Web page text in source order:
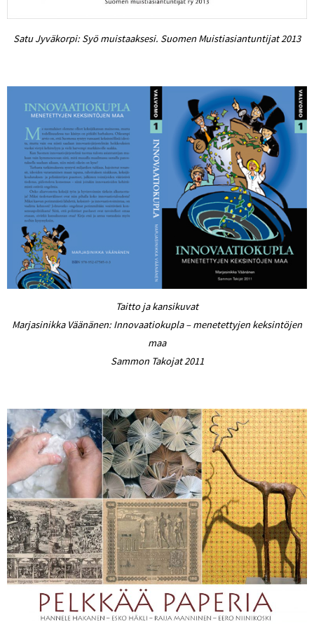
Satu Jyväkorpi: Syö muistaaksesi. Suomen Muistiasiantuntijat 2013
Taitto ja kansikuvat
Marjasinikka Väänänen: Innovaatiokupla – menetettyjen keksintöjen
maa
Sammon Takojat 2011